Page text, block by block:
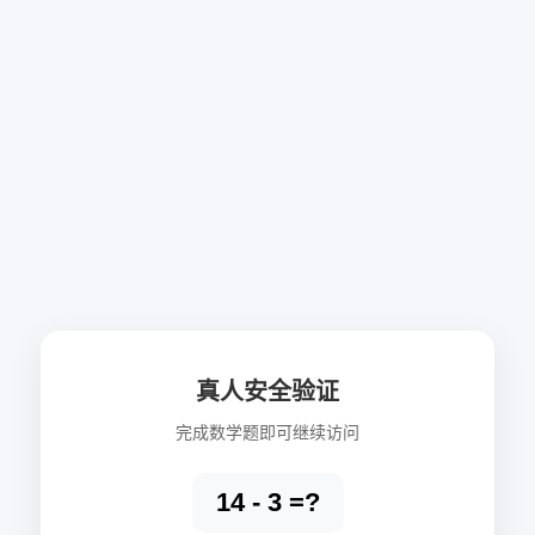
真人安全验证
完成数学题即可继续访问
14 - 3 =?